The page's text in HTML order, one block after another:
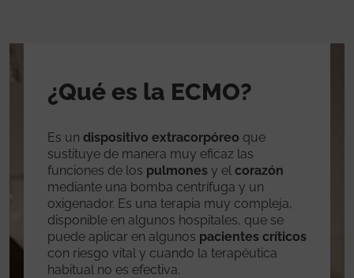
¿Qué es la ECMO?
Es un dispositivo extracorpóreo que
sustituye de manera muy eficaz las
funciones de los pulmones y el corazón
mediante una bomba centrífuga y un
oxigenador. Es una terapia muy compleja,
disponible en algunos hospitales, que se
puede aplicar en algunos pacientes críticos
con riesgo vital y cuando la terapéutica
habitual no es efectiva.